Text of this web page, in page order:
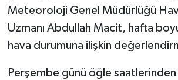
Meteoroloji Genel Müdürlüğü
Uzmanı Abdullah Macit, hafta
hava durumuna ilişkin
Perşembe günü öğle